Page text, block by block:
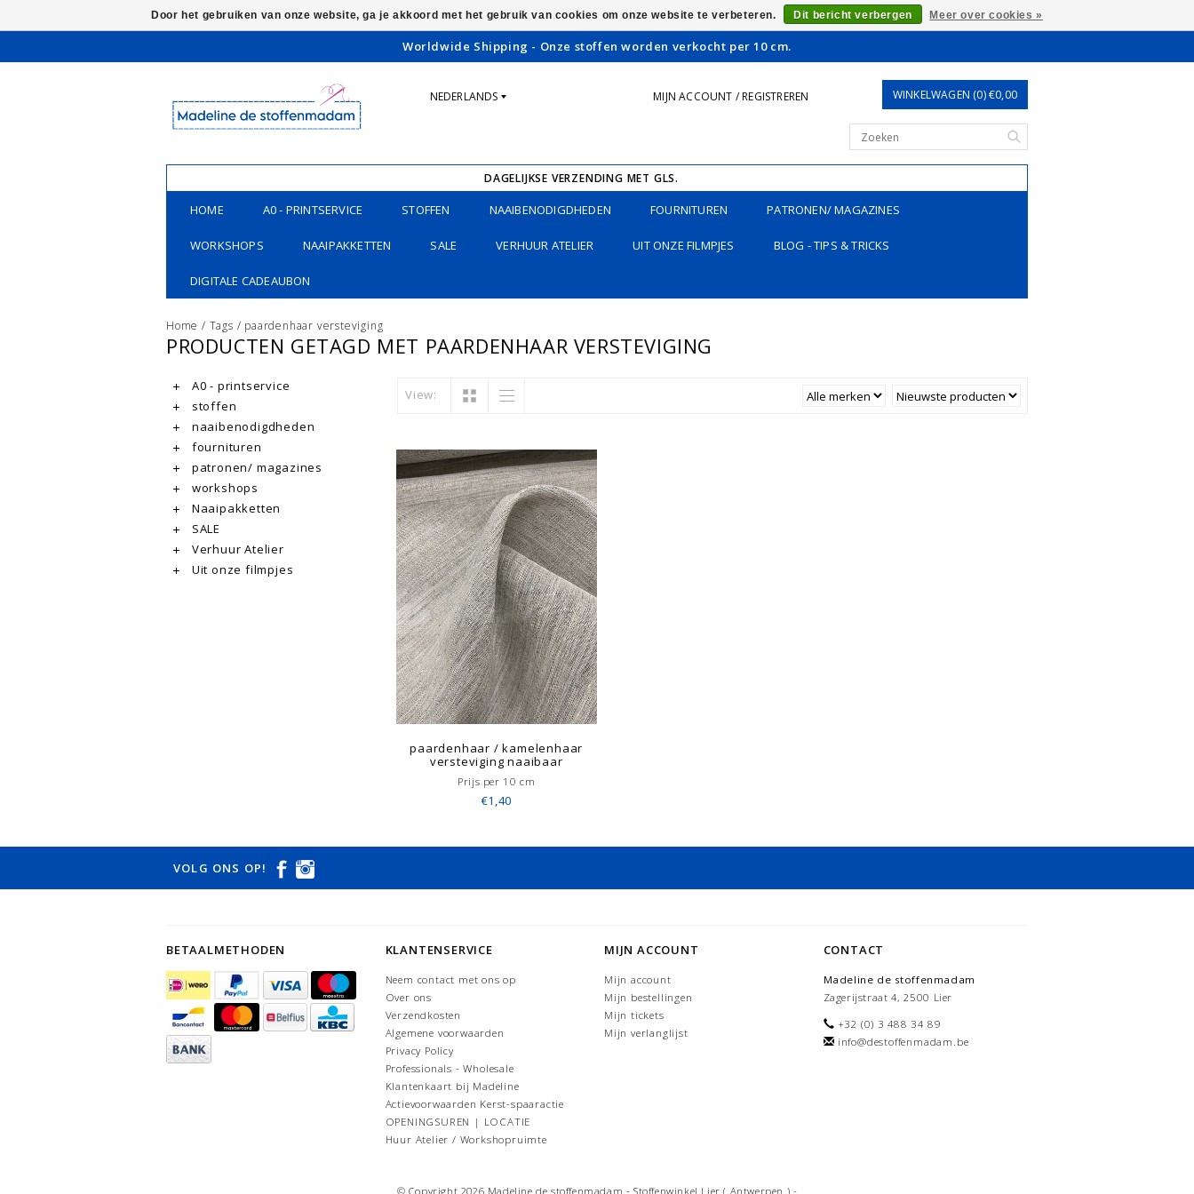
Worldwide Shipping - Onze stoffen worden verkocht per 10 cm.
NEDERLANDS MIJN ACCOUNT / REGISTREREN WINKELWAGEN (0) €0,00
DAGELIJKSE VERZENDING MET GLS.
HOME A0 - PRINTSERVICE STOFFEN NAAIBENODIGDHEDEN FOURNITUREN PATRONEN/ MAGAZINES
WORKSHOPS NAAIPAKKETTEN SALE VERHUUR ATELIER UIT ONZE FILMPJES BLOG - TIPS & TRICKS
DIGITALE CADEAUBON
Home / Tags / paardenhaar versteviging
PRODUCTEN GETAGD MET PAARDENHAAR VERSTEVIGING
A0 - printservice
stoffen
naaibenodigdheden
fournituren
patronen/ magazines
workshops
Naaipakketten
SALE
Verhuur Atelier
Uit onze filmpjes
View:
paardenhaar / kamelenhaar
versteviging naaibaar
Prijs per 10 cm
€1,40
VOLG ONS OP!
BETAALMETHODEN KLANTENSERVICE
Neem contact met ons op
Over ons
Verzendkosten
Algemene voorwaarden
Privacy Policy
Professionals - Wholesale
Klantenkaart bij Madeline
Actievoorwaarden Kerst-spaaractie
OPENINGSUREN | LOCATIE
Huur Atelier / Workshopruimte
MIJN ACCOUNT
Mijn account
Mijn bestellingen
Mijn tickets
Mijn verlanglijst
CONTACT
Madeline de stoffenmadam
Zagerijstraat 4, 2500 Lier
+32 (0) 3 488 34 89
info@destoffenmadam.be
© Copyright 2026 Madeline de stoffenmadam - Stoffenwinkel Lier ( Antwerpen ) -
Door het gebruiken van onze website, ga je akkoord met het gebruik van cookies om onze website te verbeteren. Dit bericht verbergen Meer over cookies »